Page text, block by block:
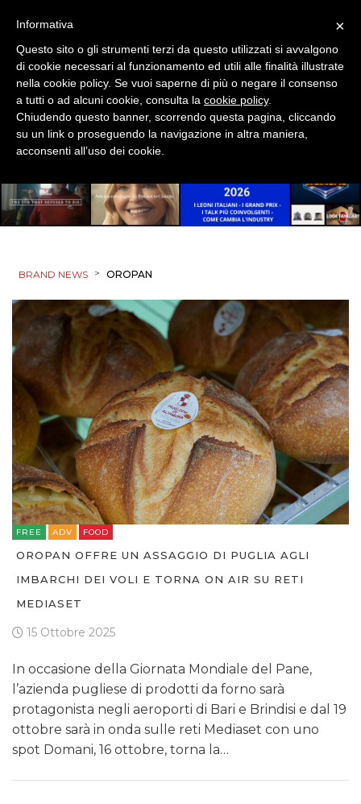
EVENTI
MOBILE
PROMOZIONI
PUNTI VENDITA
STRATEGIE
CINEMA
DIGITALE
EDITORIA
ESTERNA
RADIO / AUDIO
DATI
BRAND NEWS > OROPAN
FREE ADV FOOD
OROPAN OFFRE UN ASSAGGIO DI PUGLIA AGLI
IMBARCHI DEI VOLI E TORNA ON AIR SU RETI
MEDIASET
15 Ottobre 2025
In occasione della Giornata Mondiale del Pane,
l’azienda pugliese di prodotti da forno sarà
protagonista negli aeroporti di Bari e Brindisi e dal 19
ottobre sarà in onda sulle reti Mediaset con uno
spot Domani, 16 ottobre, torna la…
×
Informativa
Questo sito o gli strumenti terzi da questo utilizzati si avvalgono
di cookie necessari al funzionamento ed utili alle finalità illustrate
nella cookie policy. Se vuoi saperne di più o negare il consenso
a tutti o ad alcuni cookie, consulta la cookie policy.
Chiudendo questo banner, scorrendo questa pagina, cliccando
su un link o proseguendo la navigazione in altra maniera,
acconsenti all’uso dei cookie.